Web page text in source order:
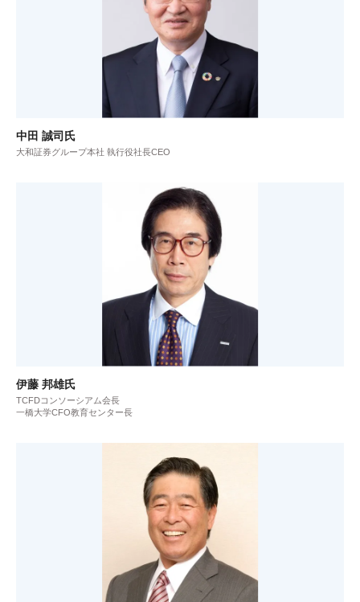
中田 誠司氏
大和証券グループ本社 執行役社長CEO
伊藤 邦雄氏
TCFDコンソーシアム会長
一橋大学CFO教育センター長